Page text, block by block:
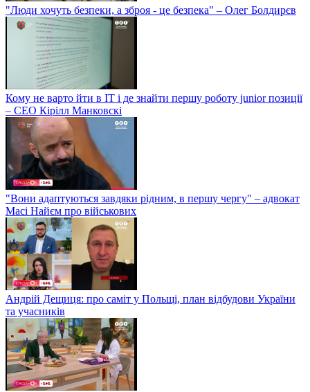
"Люди хочуть безпеки, а зброя - це безпека" – Олег Болдирєв
Кому не варто йти в IT і де знайти першу роботу junior позиції
– СЕО Кірілл Манковскі
"Вони адаптуються завдяки рідним, в першу чергу" – адвокат
Масі Найєм про військових
Андрій Дещиця: про саміт у Польщі, план відбудови України
та учасників